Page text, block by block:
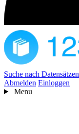
Suche nach Datensätzen
Abmelden Einloggen
Menu